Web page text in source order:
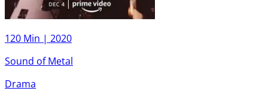
120 Min | 2020
Sound of Metal
Drama